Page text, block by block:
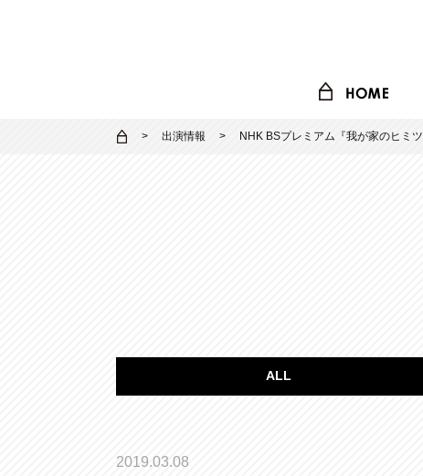
出演情報 NHK BSプレミアム『我が家のヒミ
ALL
2019.03.08